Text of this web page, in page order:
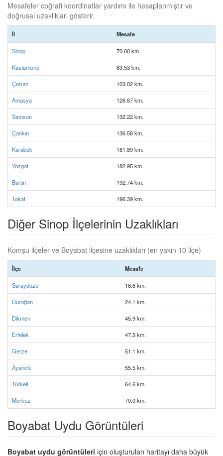
Mesafeler coğrafi koordinatlar yardımı ile hesaplanmıştır ve
doğrusal uzaklıkları gösterir.
İl Mesafe
Sinop 70.00 km.
Kastamonu 83.53 km.
Çorum 103.02 km.
Amasya 126.87 km.
Samsun 132.22 km.
Çankırı 136.58 km.
Karabük 181.89 km.
Yozgat 182.95 km.
Bartın 192.74 km.
Tokat 196.39 km.
Diğer Sinop İlçelerinin Uzaklıkları
Komşu ilçeler ve Boyabat ilçesine uzaklıkları (en yakın 10 ilçe)
İlçe Mesafe
Saraydüzü 16.6 km.
Durağan 24.1 km.
Dikmen 45.9 km.
Erfelek 47.5 km.
Gerze 51.1 km.
Ayancık 55.5 km.
Türkeli 64.6 km.
Merkez 70.0 km.
Boyabat Uydu Görüntüleri
Boyabat uydu görüntüleri için oluşturulan haritayı daha büyük